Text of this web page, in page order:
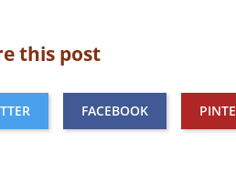
this post
FACEBOOK